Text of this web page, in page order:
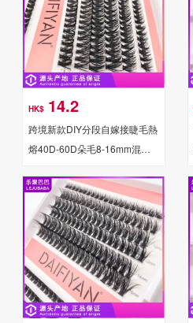
HK$ 14.2
跨境新款DIY分段自嫁接睫毛熱
熔40D-60D朵毛8-16mm混合